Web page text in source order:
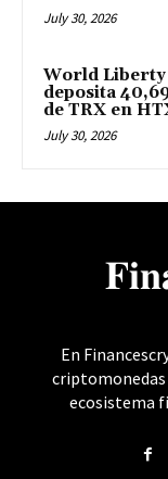
July 30, 2026
World
deposita
de TRX en
July 30, 2026
En
criptomonedas
ecosistema